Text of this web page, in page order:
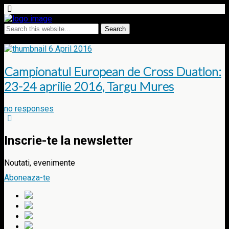
6 April 2016
Campionatul European de Cross Duatlon:
23-24 aprilie 2016, Targu Mures
no responses
Inscrie-te la newsletter
Noutati, evenimente
Aboneaza-te